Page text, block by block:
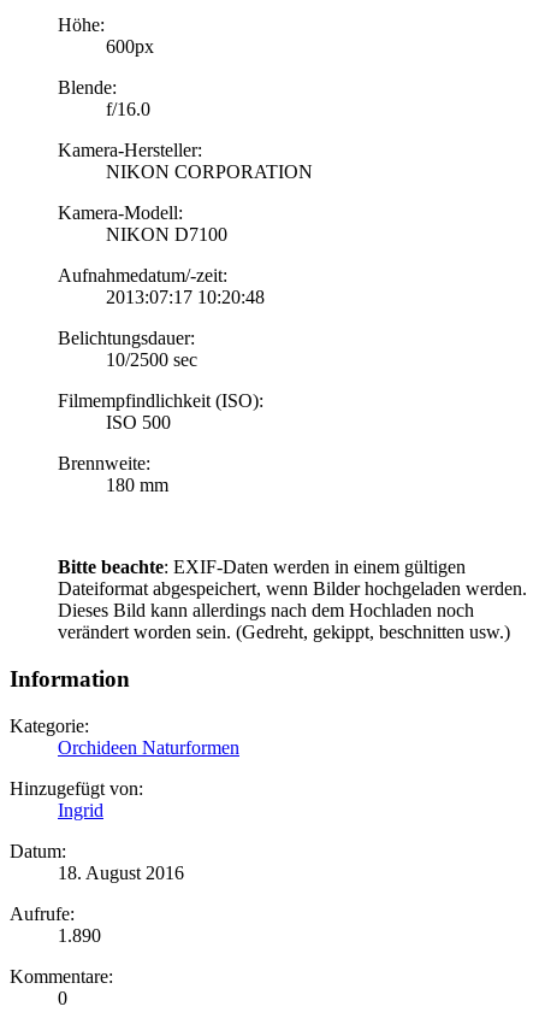
Höhe:
600px
Blende:
f/16.0
Kamera-Hersteller:
NIKON CORPORATION
Kamera-Modell:
NIKON D7100
Aufnahmedatum/-zeit:
2013:07:17 10:20:48
Belichtungsdauer:
10/2500 sec
Filmempfindlichkeit (ISO):
ISO 500
Brennweite:
180 mm
Bitte beachte: EXIF-Daten werden in einem gültigen
Dateiformat abgespeichert, wenn Bilder hochgeladen werden.
Dieses Bild kann allerdings nach dem Hochladen noch
verändert worden sein. (Gedreht, gekippt, beschnitten usw.)
Information
Kategorie:
Orchideen Naturformen
Hinzugefügt von:
Ingrid
Datum:
18. August 2016
Aufrufe:
1.890
Kommentare:
0